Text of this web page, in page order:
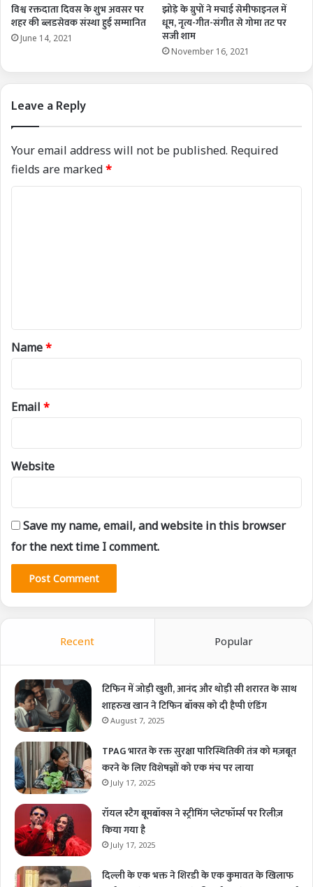
विश्व रक्तदाता दिवस के शुभ अवसर पर
शहर की ब्लडसेवक संस्था हुई सम्मानित
June 14, 2021
झोड़े के ग्रुपों ने मचाई सेमीफाइनल में
धूम, नृत्य-गीत-संगीत से गोमा तट पर
सजी शाम
November 16, 2021
Leave a Reply
Your email address will not be published. Required
fields are marked*
*
Name*
Email *
Website
Save my name, email, and website in this browser
for the next time I comment.
Recent Popular
टिफिन में जोड़ी खुशी, आनंद और थोड़ी सी शरारत के साथ
शाहरुख खान ने टिफिन बॉक्स को दी हैप्पी एंडिंग
August 7, 2025
TPAG भारत के रक्त सुरक्षा पारिस्थितिकी तंत्र को मज़बूत
करने के लिए विशेषज्ञों को एक मंच पर लाया
July 17, 2025
रॉयल स्टैग बूमबॉक्स ने स्ट्रीमिंग प्लेटफॉर्म्स पर रिलीज़
किया गया है
July 17, 2025
दिल्ली के एक भक्त ने शिरडी के एक कुमावत के खिलाफ